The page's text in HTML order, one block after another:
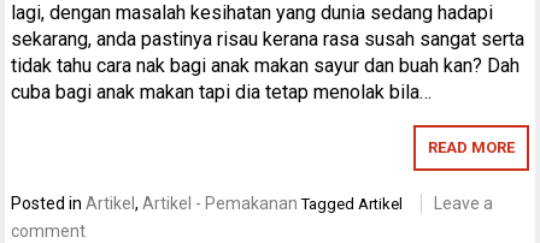
lagi, dengan masalah kesihatan yang dunia sedang hadapi
sekarang, anda pastinya risau kerana rasa susah sangat serta
tidak tahu cara nak bagi anak makan sayur dan buah kan? Dah
cuba bagi anak makan tapi dia tetap menolak bila…
READ MORE
Posted inArtikel,Artikel - Pemakanan TaggedArtikel
Leave a
comment